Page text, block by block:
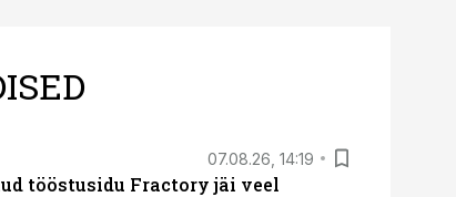
07.08.26, 14:19
tööstusidu Fractory jäi veel